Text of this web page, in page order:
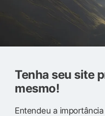
Tenha seu site
mesmo!
Entendeu a